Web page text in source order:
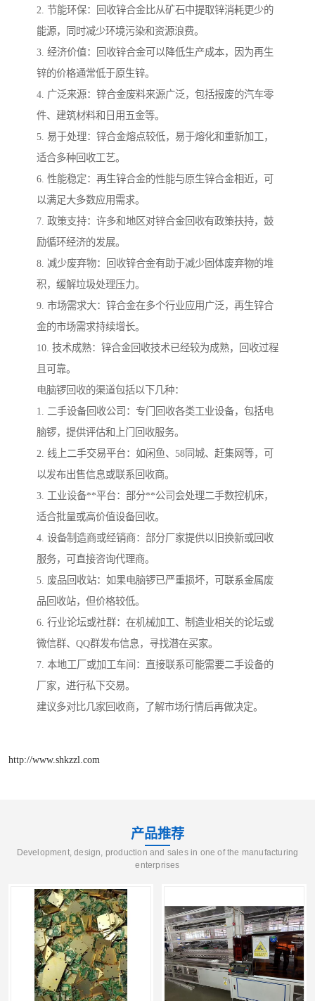
2. 节能环保：回收锌合金比从矿石中提取锌消耗更少的
能源，同时减少环境污染和资源浪费。
3. 经济价值：回收锌合金可以降低生产成本，因为再生
锌的价格通常低于原生锌。
4. 广泛来源：锌合金废料来源广泛，包括报废的汽车零
件、建筑材料和日用五金等。
5. 易于处理：锌合金熔点较低，易于熔化和重新加工，
适合多种回收工艺。
6. 性能稳定：再生锌合金的性能与原生锌合金相近，可
以满足大多数应用需求。
7. 政策支持：许多和地区对锌合金回收有政策扶持，鼓
励循环经济的发展。
8. 减少废弃物：回收锌合金有助于减少固体废弃物的堆
积，缓解垃圾处理压力。
9. 市场需求大：锌合金在多个行业应用广泛，再生锌合
金的市场需求持续增长。
10. 技术成熟：锌合金回收技术已经较为成熟，回收过程
且可靠。
电脑锣回收的渠道包括以下几种：
1. 二手设备回收公司：专门回收各类工业设备，包括电
脑锣，提供评估和上门回收服务。
2. 线上二手交易平台：如闲鱼、58同城、赶集网等，可
以发布出售信息或联系回收商。
3. 工业设备**平台：部分**公司会处理二手数控机床，
适合批量或高价值设备回收。
4. 设备制造商或经销商：部分厂家提供以旧换新或回收
服务，可直接咨询代理商。
5. 废品回收站：如果电脑锣已严重损坏，可联系金属废
品回收站，但价格较低。
6. 行业论坛或社群：在机械加工、制造业相关的论坛或
微信群、QQ群发布信息，寻找潜在买家。
7. 本地工厂或加工车间：直接联系可能需要二手设备的
厂家，进行私下交易。
建议多对比几家回收商，了解市场行情后再做决定。
http://www.shkzzl.com
产品推荐
Development, design, production and sales in one of the manufacturing
enterprises